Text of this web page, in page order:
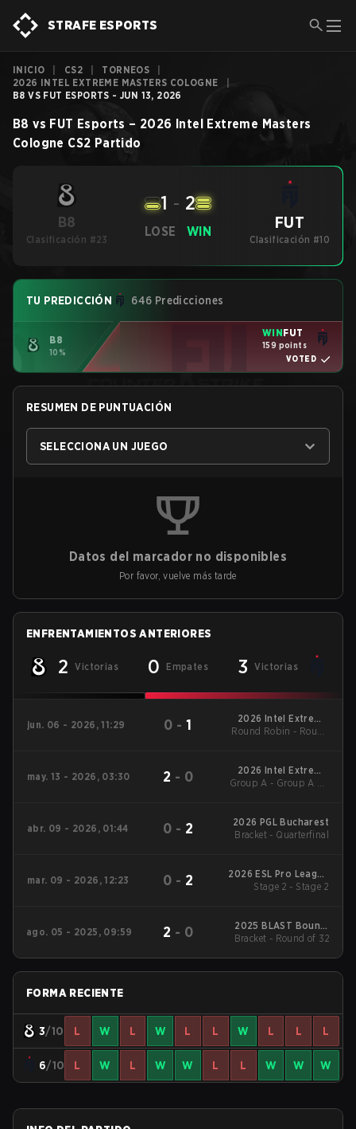
STRAFE ESPORTS
INICIO CS2 TORNEOS
2026 INTEL EXTREME MASTERS COLOGNE
B8 VS FUT ESPORTS - JUN 13, 2026
B8 vs FUT Esports – 2026 Intel Extreme Masters
Cologne CS2 Partido
B8
Clasificación #23
LOSE
1 - 2
WIN FUT
Clasificación #10
TU PREDICCIÓN 646 Predicciones
B8
10%
WINFUT
159 points
VOTED
RESUMEN DE PUNTUACIÓN
SELECCIONA UN JUEGO
Datos del marcador no disponibles
Por favor, vuelve más tarde
ENFRENTAMIENTOS ANTERIORES
2 Victorias 0 Empates 3 Victorias
jun. 06 - 2026, 11:29 0 -1
2026 Intel Extreme
Masters Cologne
Round Robin - Round
may. 13 - 2026, 03:30 2 - 0
2026 Intel Extreme
Masters Atlanta
Group A - Group A LB
abr. 09 - 2026, 01:44 0 - 2
2026 PGL Bucharest
Bracket - Quarterfinal
mar. 09 - 2026, 12:23 0 - 2
2026 ESL Pro League
Season 23
Stage 2 - Stage 2
ago. 05 - 2025, 09:59 2 - 0
2025 BLAST Bounty
Fall
Bracket - Round of 32
FORMA RECIENTE
3/10 L W L W L L W L L L
6/10 L W L W W L L W W W